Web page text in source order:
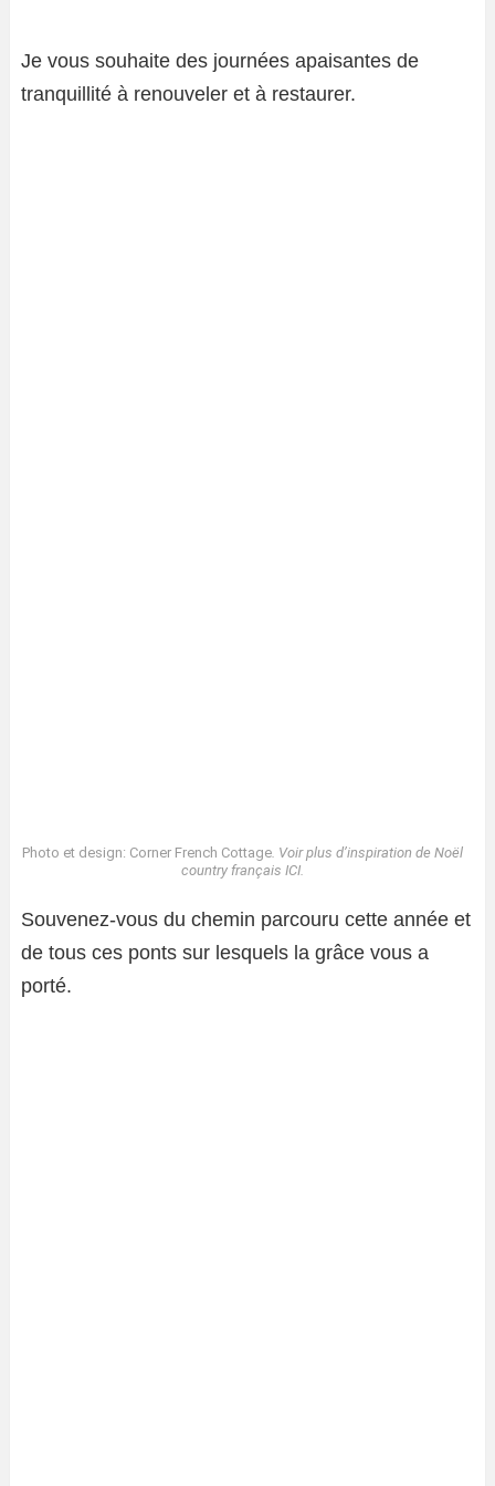
Je vous souhaite des journées apaisantes de
tranquillité à renouveler et à restaurer.
Photo et design: Corner French Cottage. Voir plus d’inspiration de Noël
country français ICI.
Souvenez-vous du chemin parcouru cette année et
de tous ces ponts sur lesquels la grâce vous a
porté.